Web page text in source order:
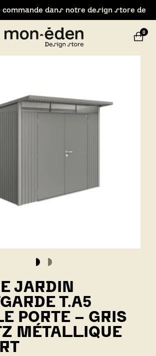
JARDIN
T.A5
PORTE - GRIS
MÉTALLIQUE
dans notre design store de
Lyon-Brignais 0